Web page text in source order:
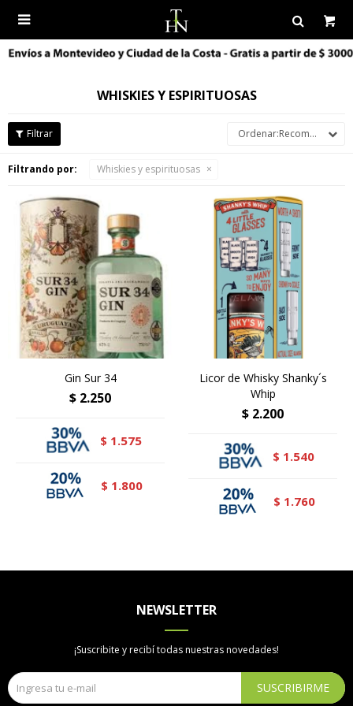

WHISKIES Y ESPIRITUOSAS
Recomendados
Filtrando por: Whiskies y espirituosas
Gin Sur 34
$ 2.250
$ 1.575
$ 1.800
Licor de Whisky Shanky´s
Whip
$ 2.200
$ 1.540
$ 1.760
NEWSLETTER
¡Suscribite y recibí todas nuestras novedades!
SUSCRIBIRME